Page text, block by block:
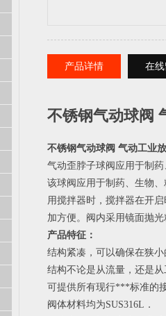
产品详情 在
不锈钢气动球阀
不锈钢气动球阀 气动工业
气动歪脖子球阀应用于制
该球阀应用于制药、生物
用搅拌器时，搅拌器在开
加方便。阀内采用镜面抛光
产品特征：
结构紧凑，可以确保在狭小
结构不论是从流量，还是
可提供所有现行***标准的
阀体材料均为SUS316L．